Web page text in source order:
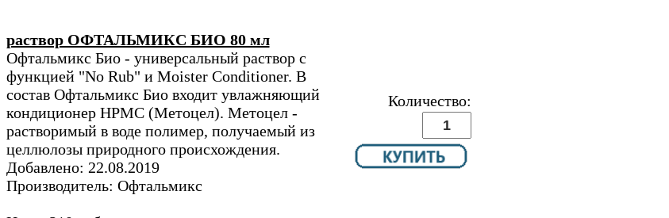
раствор ОФТАЛЬМИКС БИО 80 мл
Офтальмикс Био - универсальный раствор с
функцией "No Rub" и Moister Conditioner. В
состав Офтальмикс Био входит увлажняющий
кондиционер НРМС (Метоцел). Метоцел -
растворимый в воде полимер, получаемый из
целлюлозы природного происхождения.
Добавлено: 22.08.2019
Производитель: Офтальмикс
Количество: